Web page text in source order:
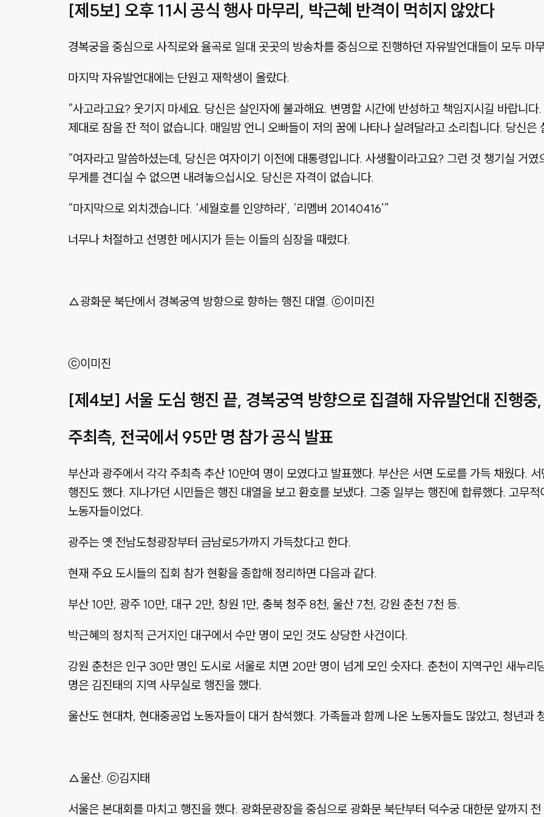
[제5보] 오후 11시 공식 행사 마무리, 박근혜 반격이 먹히지 않았다
경복궁을 중심으로 사직로와 율곡로 일대 곳곳의 방송차를 중심으로 진행하던 자유발언대들이 모두 마
마지막 자유발언대에는 단원고 재학생이 올랐다.
“사고라고요? 웃기지 마세요. 당신은 살인자에 불과해요. 변명할 시간에 반성하고 책임지시길 바랍니
제대로 잠을 잔 적이 없습니다. 매일밤 언니 오빠들이 저의 꿈에 나타나 살려달라고 소리칩니다. 당신
“여자라고 말씀하셨는데, 당신은 여자이기 이전에 대통령입니다. 사생활이라고요? 그런 것 챙기실 거
무게를 견디실 수 없으면 내려놓으십시오. 당신은 자격이 없습니다.
“마지막으로 외치겠습니다. ‘세월호를 인양하라’, ‘리멤버 20140416’”
너무나 처절하고 선명한 메시지가 듣는 이들의 심장을 때렸다.
△광화문 북단에서 경복궁역 방향으로 향하는 행진 대열. ⓒ이미진
ⓒ이미진
[제4보] 서울 도심 행진 끝, 경복궁역 방향으로 집결해 자유발언대 진행중,
주최측, 전국에서 95만 명 참가 공식 발표
부산과 광주에서 각각 주최측 추산 10만여 명이 모였다고 발표했다. 부산은 서면 도로를 가득 채웠다.
행진도 했다. 지나가던 시민들은 행진 대열을 보고 환호를 보냈다. 그중 일부는 행진에 합류했다. 고무
노동자들이었다.
광주는 옛 전남도청광장부터 금남로5가까지 가득찼다고 한다.
현재 주요 도시들의 집회 참가 현황을 종합해 정리하면 다음과 같다.
부산 10만, 광주 10만, 대구 2만, 창원 1만, 충북 청주 8천, 울산 7천, 강원 춘천 7천 등.
박근혜의 정치적 근거지인 대구에서 수만 명이 모인 것도 상당한 사건이다.
강원 춘천은 인구 30만 명인 도시로 서울로 치면 20만 명이 넘게 모인 숫자다. 춘천이 지역구인 새누리
명은 김진태의 지역 사무실로 행진을 했다.
울산도 현대차, 현대중공업 노동자들이 대거 참석했다. 가족들과 함께 나온 노동자들도 많았고, 청년과
△울산. ⓒ김지태
서울은 본대회를 마치고 행진을 했다. 광화문광장을 중심으로 광화문 북단부터 덕수궁 대한문 앞까지